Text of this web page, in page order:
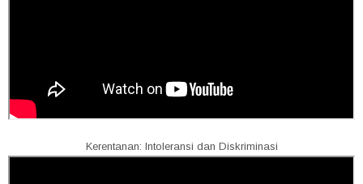
Kerentanan: Intoleransi dan Diskriminasi